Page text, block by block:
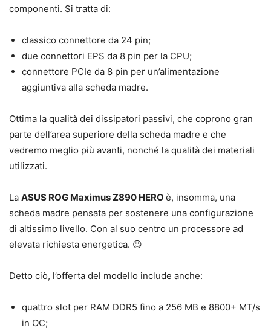
componenti. Si tratta di:
classico connettore da 24 pin;
due connettori EPS da 8 pin per la CPU;
connettore PCIe da 8 pin per un’alimentazione
aggiuntiva alla scheda madre.
Ottima la qualità dei dissipatori passivi, che coprono gran
parte dell’area superiore della scheda madre e che
vedremo meglio più avanti, nonché la qualità dei materiali
utilizzati.
La ASUS ROG Maximus Z890 HERO è, insomma, una
scheda madre pensata per sostenere una configurazione
di altissimo livello. Con al suo centro un processore ad
elevata richiesta energetica. 😉
Detto ciò, l’offerta del modello include anche:
quattro slot per RAM DDR5 fino a 256 MB e 8800+ MT/s
in OC;